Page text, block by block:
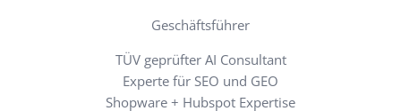
Geschäftsführer
TÜV geprüfter AI Consultant
Experte für SEO und GEO
Shopware + Hubspot Expertise